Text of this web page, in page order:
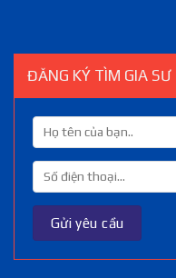
ĐĂNG KÝ TÌM GIA SƯ